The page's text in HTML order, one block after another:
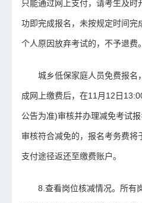
只能通过网上支付，请考生及
功即完成报名，未按规定时间完
个人原因放弃考试的，不予退费。
城乡低保家庭人员免费报名
成网上缴费后，在11月12日
公告为准)审核并办理减免考试
审核符合减免的，报名考务费
支付途径返还至缴费账户。
8.查看岗位核减情况。所有